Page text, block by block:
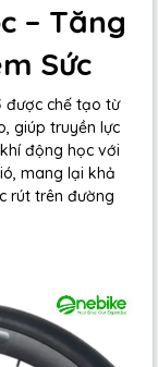
– Tăng
Sức
được chế tạo từ
giúp truyền lực
động học với
mang lại khả
rút trên đường